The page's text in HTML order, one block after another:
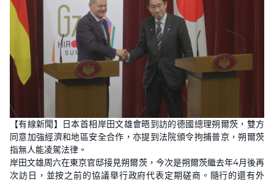
【有線新聞】日本首相岸田文雄會晤到訪的德國總理朔爾茨，雙方
同意加強經濟和地區安全合作，亦提到法院頒令拘捕普京，朔爾茨
指無人能凌駕法律。
岸田文雄周六在東京官邸接見朔爾茨，今次是朔爾茨繼去年4月後再
次訪日，並按之前的協議舉行政府代表定期磋商。隨行的還有外